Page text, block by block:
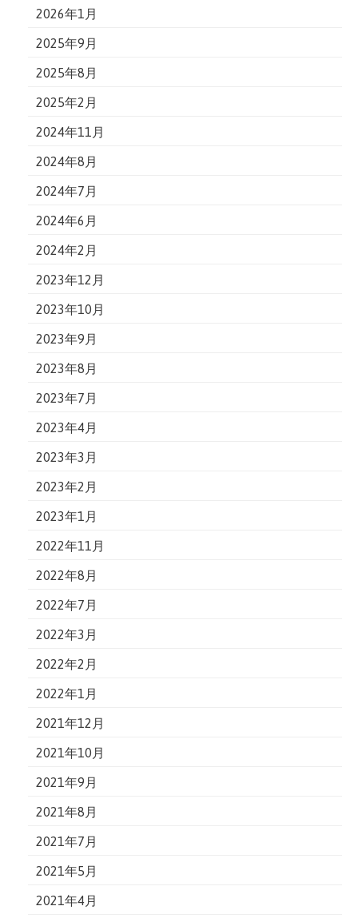
2026年1月
2025年9月
2025年8月
2025年2月
2024年11月
2024年8月
2024年7月
2024年6月
2024年2月
2023年12月
2023年10月
2023年9月
2023年8月
2023年7月
2023年4月
2023年3月
2023年2月
2023年1月
2022年11月
2022年8月
2022年7月
2022年3月
2022年2月
2022年1月
2021年12月
2021年10月
2021年9月
2021年8月
2021年7月
2021年5月
2021年4月